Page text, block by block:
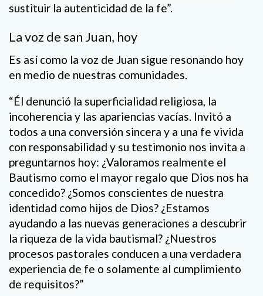
sustituir la autenticidad de la fe”.
La voz de san Juan, hoy
Es así como la voz de Juan sigue resonando hoy
en medio de nuestras comunidades.
“Él denunció la superficialidad religiosa, la
incoherencia y las apariencias vacías. Invitó a
todos a una conversión sincera y a una fe vivida
con responsabilidad y su testimonio nos invita a
preguntarnos hoy: ¿Valoramos realmente el
Bautismo como el mayor regalo que Dios nos ha
concedido? ¿Somos conscientes de nuestra
identidad como hijos de Dios? ¿Estamos
ayudando a las nuevas generaciones a descubrir
la riqueza de la vida bautismal? ¿Nuestros
procesos pastorales conducen a una verdadera
experiencia de fe o solamente al cumplimiento
de requisitos?”